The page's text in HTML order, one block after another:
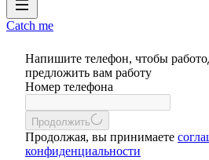
Catch me
Напишите телефон, чтобы
предложить вам работу
Номер телефона
Продолжить
Продолжая, вы принимаете
конфиденциальности